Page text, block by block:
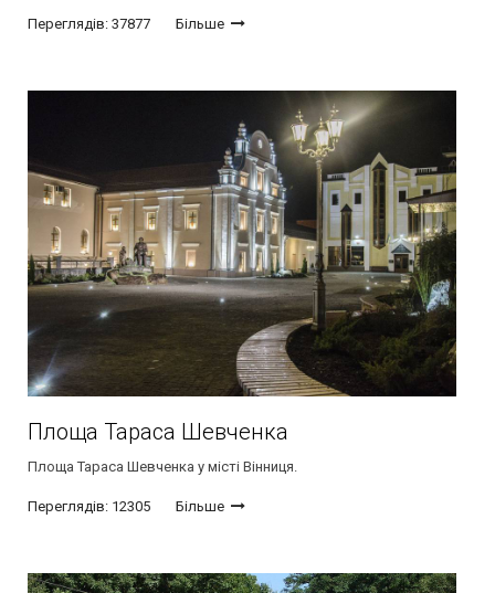
Переглядів: 37877 Більше
Площа Тараса Шевченка
Площа Тараса Шевченка у місті Вінниця.
Переглядів: 12305 Більше